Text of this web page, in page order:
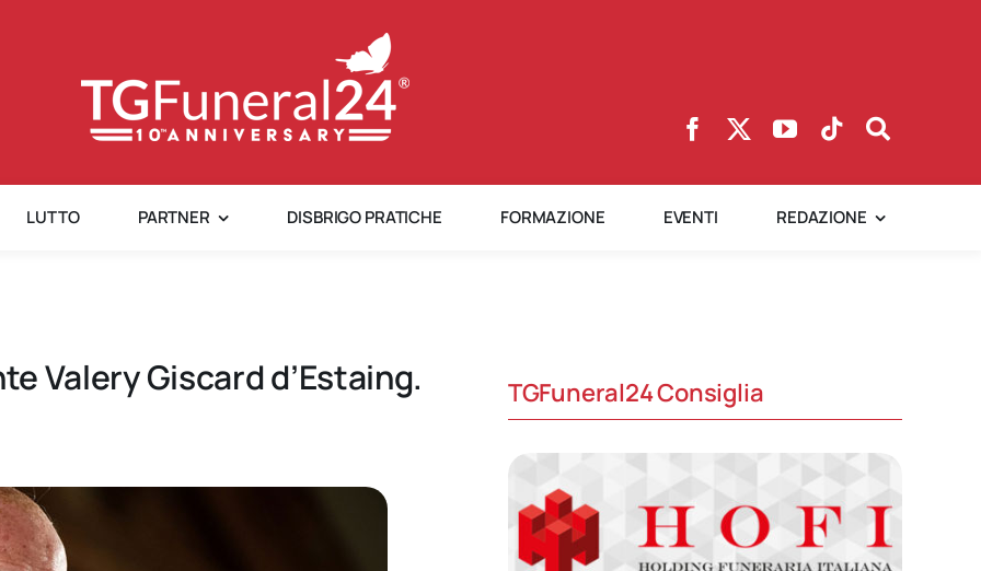
LUTTO PARTNER DISBRIGO PRATICHE FORMAZIONE EVENTI REDAZIONE
Valery Giscard d’Estaing. TGFuneral24 Consiglia